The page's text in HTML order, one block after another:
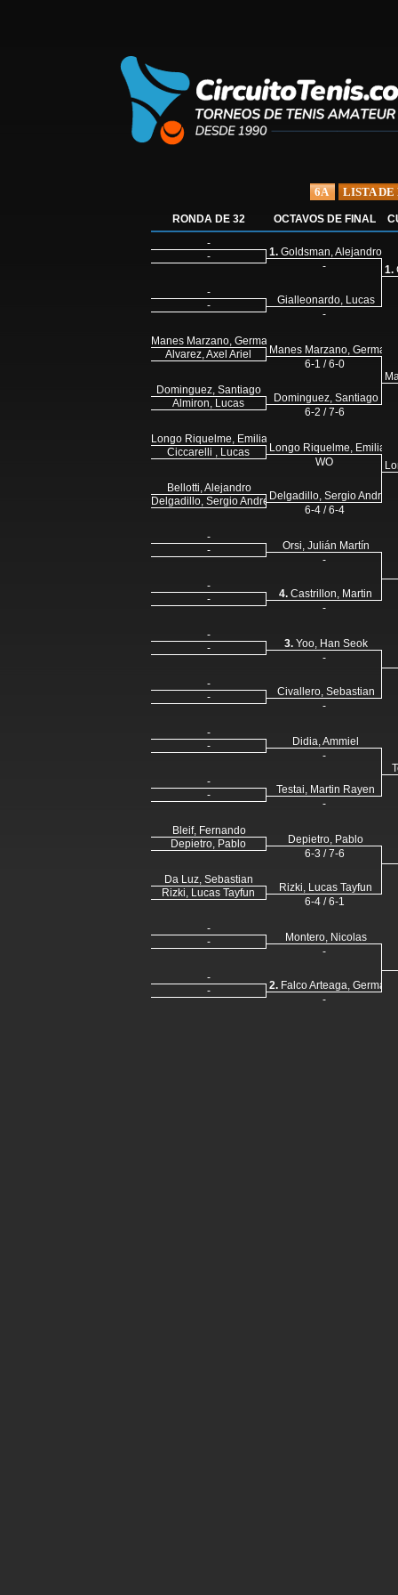
6A LISTA DE
RONDA DE 32
-
-
-
-
Manes Marzano, German
Alvarez, Axel Ariel
Dominguez, Santiago
Almiron, Lucas
Longo Riquelme, Emiliano
Ciccarelli , Lucas
Bellotti, Alejandro
Delgadillo, Sergio Andres
-
-
-
-
-
-
-
-
-
-
-
-
Bleif, Fernando
Depietro, Pablo
Da Luz, Sebastian
Rizki, Lucas Tayfun
-
-
-
-
OCTAVOS DE FINAL
1. Goldsman, Alejandro
-
Gialleonardo, Lucas
-
Manes Marzano, German
6-1 / 6-0
Dominguez, Santiago
6-2 / 7-6
Longo Riquelme, Emiliano
WO
Delgadillo, Sergio Andres
6-4 / 6-4
Orsi, Julián Martín
-
4. Castrillon, Martin
-
3.Yoo, Han Seok
-
Civallero, Sebastian
-
Didia, Ammiel
-
Testai, Martin Rayen
-
Depietro, Pablo
6-3 / 7-6
Rizki, Lucas Tayfun
6-4 / 6-1
Montero, Nicolas
-
2. Falco Arteaga, German
-
1.